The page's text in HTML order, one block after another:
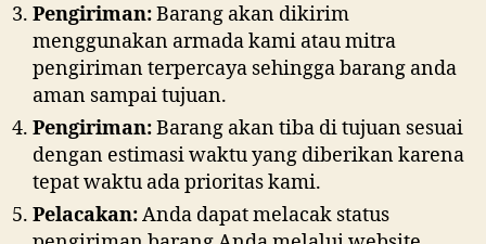
Pengiriman:Barang akan dikirim
menggunakan armada kami atau mitra
pengiriman terpercaya sehingga barang anda
aman sampai tujuan.
Pengiriman:Barang akan tiba di tujuan sesuai
dengan estimasi waktu yang diberikan karena
tepat waktu ada prioritas kami.
Pelacakan:Anda dapat melacak status